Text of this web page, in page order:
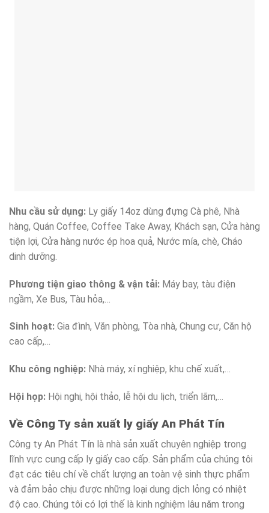
Nhu cầu sử dụng: Ly giấy 14oz dùng đựng Cà phê, Nhà
hàng, Quán Coffee, Coffee Take Away, Khách sạn, Cửa hàng
tiện lợi, Cửa hàng nước ép hoa quả, Nước mía, chè, Cháo
dinh dưỡng.
Phương tiện giao thông & vận tải: Máy bay, tàu điện
ngầm, Xe Bus, Tàu hỏa,…
Sinh hoạt: Gia đình, Văn phòng, Tòa nhà, Chung cư, Căn hộ
cao cấp,…
Khu công nghiệp: Nhà máy, xí nghiệp, khu chế xuất,…
Hội họp: Hội nghị, hội thảo, lễ hội du lịch, triển lãm,…
Về Công Ty sản xuất ly giấy An Phát Tín
Công ty An Phát Tín là nhà sản xuất chuyên nghiệp trong
lĩnh vực cung cấp ly giấy cao cấp. Sản phẩm của chúng tôi
đạt các tiêu chí về chất lượng an toàn vệ sinh thực phẩm
và đảm bảo chịu được những loại dung dịch lỏng có nhiệt
độ cao. Chúng tôi có lợi thế là kinh nghiệm lâu năm trong